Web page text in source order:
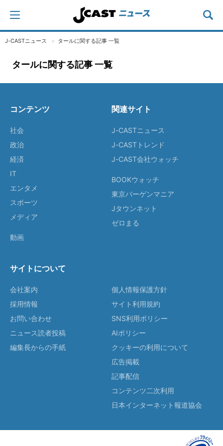
J-CASTニュース タールに関する記事 一覧
タールに関する記事 一覧
コンテンツ
社会
政治
経済
IT
エンタメ
スポーツ
メディア
動画
関連サイト
J-CASTニュース
J-CASTトレンド
J-CAST会社ウォッチ
BOOKウォッチ
東京バーゲンマニア
Jタウンネット
ゼロまる
サイトについて
会社案内
採用情報
お問い合わせ
ニュース読者投稿
編集長からの手紙
個人情報保護方針
サイト利用規約
SNS利用ポリシー
AIポリシー
クッキーの利用について
広告掲載
記事配信
コンテンツ二次利用
日本インターネット報道協会